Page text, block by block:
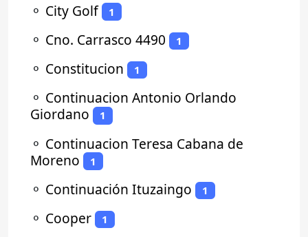
⚬ City Golf 1
⚬ Cno. Carrasco 4490 1
⚬ Constitucion 1
⚬ Continuacion Antonio Orlando
Giordano
1
⚬ Continuacion Teresa Cabana de
Moreno
1
⚬ Continuación Ituzaingo 1
⚬ Cooper 1